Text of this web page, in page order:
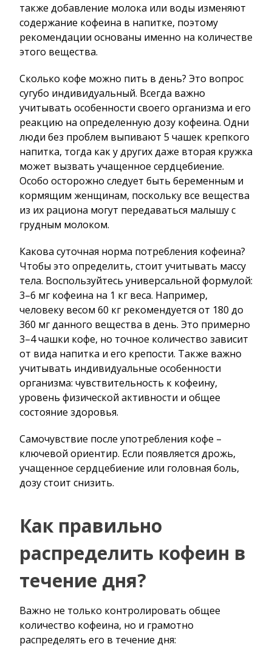
также добавление молока или воды изменяют
содержание кофеина в напитке, поэтому
рекомендации основаны именно на количестве
этого вещества.
Сколько кофе можно пить в день? Это вопрос
сугубо индивидуальный. Всегда важно
учитывать особенности своего организма и его
реакцию на определенную дозу кофеина. Одни
люди без проблем выпивают 5 чашек крепкого
напитка, тогда как у других даже вторая кружка
может вызвать учащенное сердцебиение.
Особо осторожно следует быть беременным и
кормящим женщинам, поскольку все вещества
из их рациона могут передаваться малышу с
грудным молоком.
Какова суточная норма потребления кофеина?
Чтобы это определить, стоит учитывать массу
тела. Воспользуйтесь универсальной формулой:
3–6 мг кофеина на 1 кг веса. Например,
человеку весом 60 кг рекомендуется от 180 до
360 мг данного вещества в день. Это примерно
3–4 чашки кофе, но точное количество зависит
от вида напитка и его крепости. Также важно
учитывать индивидуальные особенности
организма: чувствительность к кофеину,
уровень физической активности и общее
состояние здоровья.
Самочувствие после употребления кофе –
ключевой ориентир. Если появляется дрожь,
учащенное сердцебиение или головная боль,
дозу стоит снизить.
Как правильно
распределить кофеин в
течение дня?
Важно не только контролировать общее
количество кофеина, но и грамотно
распределять его в течение дня: